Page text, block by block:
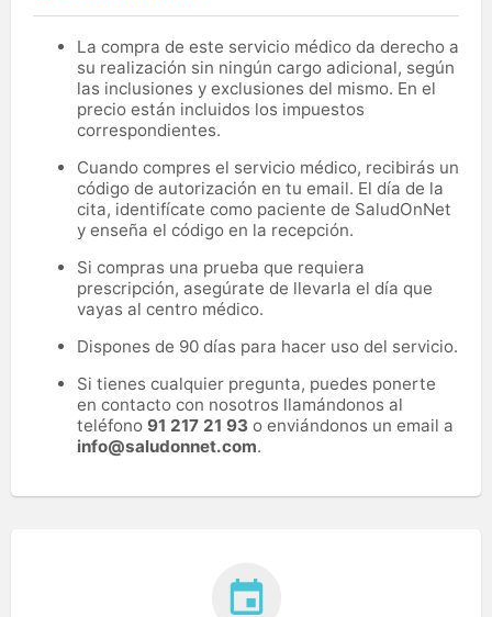
La compra de este servicio médico da derecho a
su realización sin ningún cargo adicional, según
las inclusiones y exclusiones del mismo. En el
precio están incluidos los impuestos
correspondientes.
Cuando compres el servicio médico, recibirás un
código de autorización en tu email. El día de la
cita, identifícate como paciente de SaludOnNet
y enseña el código en la recepción.
Si compras una prueba que requiera
prescripción, asegúrate de llevarla el día que
vayas al centro médico.
Dispones de 90 días para hacer uso del servicio.
Si tienes cualquier pregunta, puedes ponerte
en contacto con nosotros llamándonos al
teléfono 91 217 21 93 o enviándonos un email a
info@saludonnet.com.